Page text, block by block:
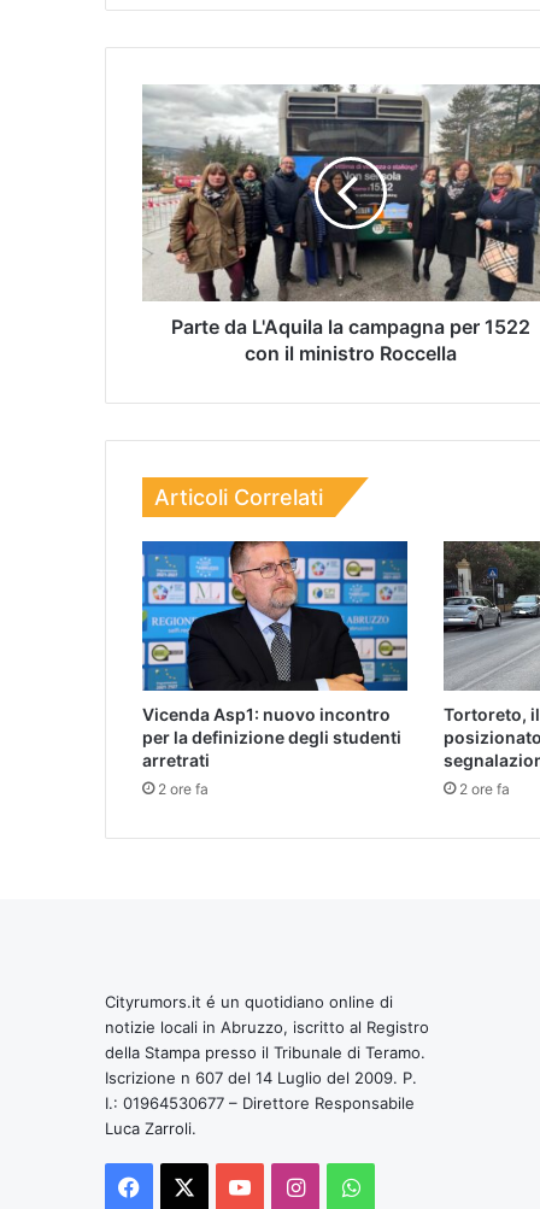
Parte da L'Aquila la campagna per 1522
con il ministro Roccella
Articoli Correlati
Vicenda Asp1: nuovo incontro
per la definizione degli studenti
arretrati
2 ore fa
Tortoreto,
2 ore fa
Cityrumors.it é un quotidiano online di
notizie locali in Abruzzo, iscritto al Registro
della Stampa presso il Tribunale di Teramo.
Iscrizione n 607 del 14 Luglio del 2009. P.
I.: 01964530677 – Direttore Responsabile
Luca Zarroli.
Facebook You InstagramWhatsApp